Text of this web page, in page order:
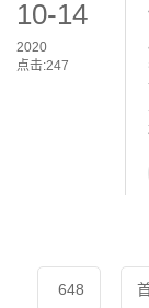
10-14
2020
点击:247
648